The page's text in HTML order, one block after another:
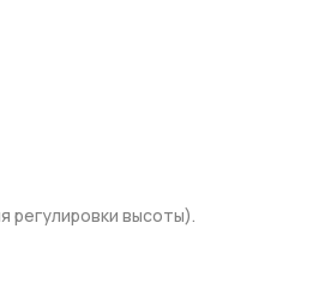
регулировки высоты).